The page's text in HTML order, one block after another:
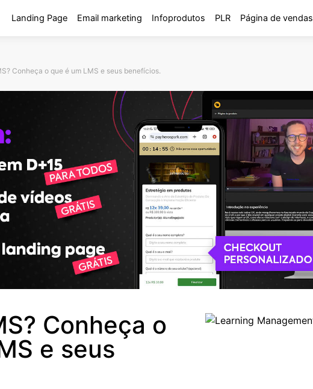
Landing Page Email marketing Infoprodutos PLR Página de vendas
Conheça o que é um LMS e seus benefícios.
Conheça o
e seus